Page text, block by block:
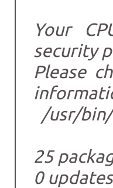
Your
security
Please
/usr/bin/
25
0